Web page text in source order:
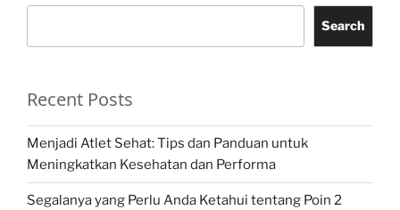
Search
Recent Posts
Menjadi Atlet Sehat: Tips dan Panduan untuk
Meningkatkan Kesehatan dan Performa
Segalanya yang Perlu Anda Ketahui tentang Poin 2